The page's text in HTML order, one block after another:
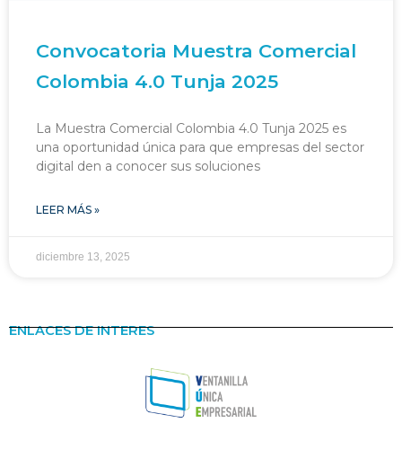
Convocatoria Muestra Comercial
Colombia 4.0 Tunja 2025
La Muestra Comercial Colombia 4.0 Tunja 2025 es
una oportunidad única para que empresas del sector
digital den a conocer sus soluciones
LEER MÁS »
diciembre 13, 2025
ENLACES DE INTERES